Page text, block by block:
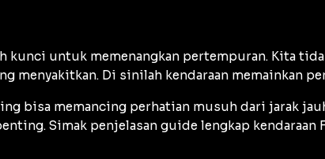
kunci untuk memenangkan pertempuran. Kita
menyakitkan. Di sinilah kendaraan memainkan
bisa memancing perhatian musuh dari jarak
Simak penjelasan guide lengkap kendaraan